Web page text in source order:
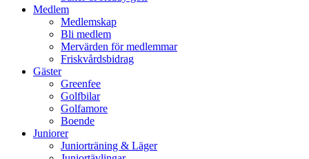
Medlem
Medlemskap
Bli medlem
Mervärden för medlemmar
Friskvårdsbidrag
Gäster
Greenfee
Golfbilar
Golfamore
Boende
Juniorer
Juniorträning & Läger